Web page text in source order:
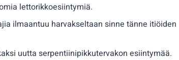
lettorikkoesiintymiä.
ilmaantuu harvakseltaan sinne tänne itiöiden
uutta serpentiinipikkutervakon esiintymää.